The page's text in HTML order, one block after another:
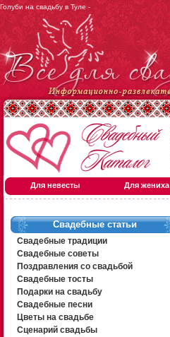
Голуби на свадьбу в Туле -
Для невесты Для жениха
Свадебные статьи
Свадебные традиции
Свадебные советы
Поздравления со свадьбой
Свадебные тосты
Подарки на свадьбу
Свадебные песни
Цветы на свадьбе
Сценарий свадьбы